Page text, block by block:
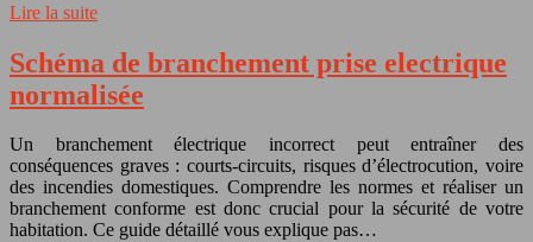
Lire la suite
Schéma de branchement prise electrique
normalisée
Un branchement électrique incorrect peut entraîner des
conséquences graves : courts-circuits, risques d’électrocution, voire
des incendies domestiques. Comprendre les normes et réaliser un
branchement conforme est donc crucial pour la sécurité de votre
habitation. Ce guide détaillé vous explique pas…